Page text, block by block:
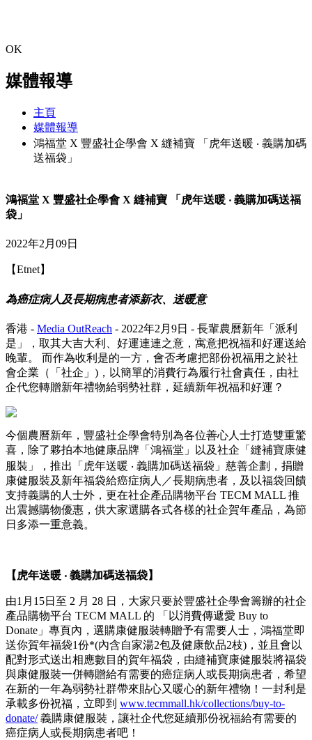
OK
媒體報導
主頁
媒體報導
鴻福堂 X 豐盛社企學會 X 縫補寶 「虎年送暖 ‧ 義購加碼
送福袋」
鴻福堂 X 豐盛社企學會 X 縫補寶 「虎年送暖 ‧ 義購加碼送福
袋」
2022年2月09日
【Etnet】
為癌症病人及長期病患者添新衣、送暖意
香港 - Media OutReach - 2022年2月9日 - 長輩農曆新年「派利
是」，取其大吉大利、好運連連之意，寓意把祝福和好運送給
晚輩。 而作為收利是的一方，會否考慮把部份祝福用之於社
會企業（「社企」)，以簡單的消費行為履行社會責任，由社
企代您轉贈新年禮物給弱勢社群，延續新年祝福和好運？
今個農曆新年，豐盛社企學會特別為各位善心人士打造雙重驚
喜，除了夥拍本地健康品牌「鴻福堂」以及社企「縫補寶康健
服裝」，推出「虎年送暖 ‧ 義購加碼送福袋」慈善企劃，捐贈
康健服裝及新年福袋給癌症病人／長期病患者，及以福袋回饋
支持義購的人士外，更在社企產品購物平台 TECM MALL 推
出震撼購物優惠，供大家選購各式各樣的社企賀年產品，為節
日多添一重意義。
【 虎年送暖 ‧ 義購加碼送福袋】
由1月15日至 2 月 28 日，大家只要於豐盛社企學會籌辦的社企
產品購物平台 TECM MALL 的 「以消費傳遞愛 Buy to
Donate」專頁內，選購康健服裝轉贈予有需要人士，鴻福堂即
送你賀年福袋1份*(內含自家湯2包及健康飲品2枝)，並且會以
配對形式送出相應數目的賀年福袋，由縫補寶康健服裝將福袋
與康健服裝一併轉贈給有需要的癌症病人或長期病患者，希望
在新的一年為弱勢社群帶來貼心又暖心的新年禮物！一封利是
承載多份祝福，立即到 www.tecmmall.hk/collections/buy-to-
donate/義購康健服裝，讓社企代您延續那份祝福給有需要的
癌症病人或長期病患者吧！